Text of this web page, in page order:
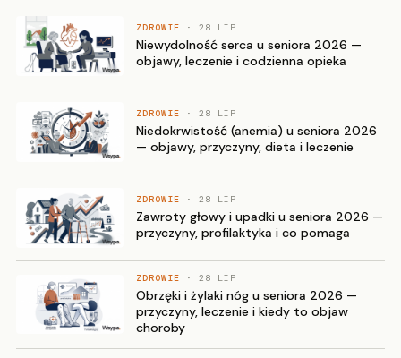
ZDROWIE · 28 LIP
Niewydolność serca u seniora 2026 —
objawy, leczenie i codzienna opieka
ZDROWIE · 28 LIP
Niedokrwistość (anemia) u seniora 2026
— objawy, przyczyny, dieta i leczenie
ZDROWIE · 28 LIP
Zawroty głowy i upadki u seniora 2026 —
przyczyny, profilaktyka i co pomaga
ZDROWIE · 28 LIP
Obrzęki i żylaki nóg u seniora 2026 —
przyczyny, leczenie i kiedy to objaw
choroby